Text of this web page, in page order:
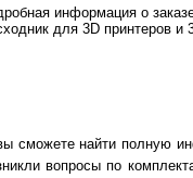
информация о
для 3D принтеров
сможете найти полную
вопросы по